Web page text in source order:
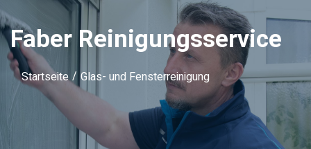
Faber Reinigungsservice
Startseite Glas- und Fensterreinigung